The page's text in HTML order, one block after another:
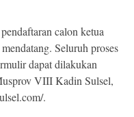
calon ketua
Seluruh proses
dapat dilakukan
VIII Kadin Sulsel,
.